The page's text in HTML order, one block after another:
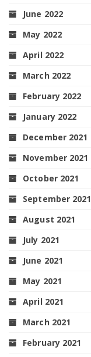
June 2022
May 2022
April 2022
March 2022
February 2022
January 2022
December 2021
November 2021
October 2021
September 2021
August 2021
July 2021
June 2021
May 2021
April 2021
March 2021
February 2021